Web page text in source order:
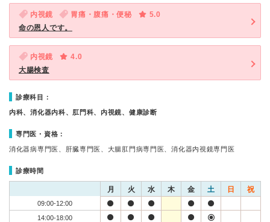
内視鏡 胃痛・腹痛・便秘
5.0
命の恩人です。
内視鏡
4.0
大腸検査
診療科目：
内科、消化器内科、肛門科、内視鏡、健康診断
専門医・資格：
消化器病専門医、肝臓専門医、大腸肛門病専門医、消化器内視鏡専門医
診療時間
月 火 水 木 金 土 日 祝
09:00-12:00
14:00-18:00